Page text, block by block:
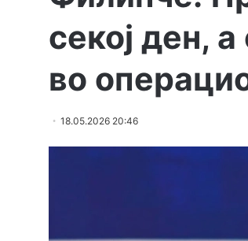
секој ден,
во
18.05.2026 20:46